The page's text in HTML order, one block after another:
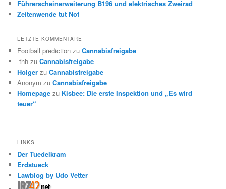
Führerscheinerweiterung B196 und elektrisches Zweirad
Zeitenwende tut Not
LETZTE KOMMENTARE
Football prediction zuCannabisfreigabe
-thh zuCannabisfreigabe
Holger zuCannabisfreigabe
Anonym zuCannabisfreigabe
Homepage zu Kisbee: Die erste Inspektion und „Es wird
teuer“
LINKS
Der Tuedelkram
Erdstueck
Lawblog by Udo Vetter